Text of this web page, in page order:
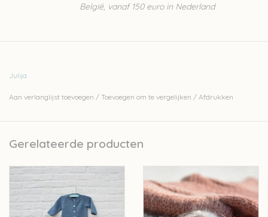
België, vanaf 150 euro in Nederland
Julija
Aan verlanglijst toevoegen / Toevoegen om te vergelijken / Afdrukken
Gerelateerde producten